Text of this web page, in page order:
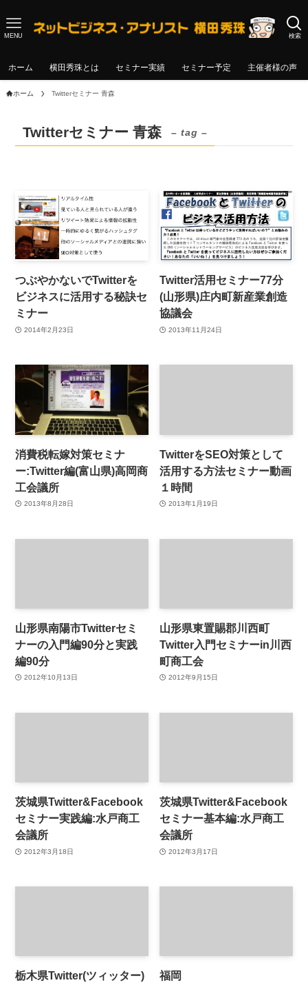
検索
MENU
ホーム 横田秀珠とは セミナー実績 セミナー予定 主催者様の声
ホーム Twitterセミナー 青森
Twitterセミナー 青森 – tag –
つぶやかないでTwitterを
ビジネスに活用する秘訣セ
ミナー
2014年2月23日
Twitter活用セミナー77分
(山形県)庄内町新産業創造
協議会
2013年11月24日
消費税転嫁対策セミナ
ー:Twitter編(富山県)高岡商
工会議所
2013年8月28日
TwitterをSEO対策として
活用する方法セミナー動画
１時間
2013年1月19日
山形県南陽市Twitterセミ
ナーの入門編90分と実践
編90分
2012年10月13日
山形県東置賜郡川西町
Twitter入門セミナーin川西
町商工会
2012年9月15日
茨城県Twitter&Facebook
セミナー実践編:水戸商工
会議所
2012年3月18日
茨城県Twitter&Facebook
セミナー基本編:水戸商工
会議所
2012年3月17日
栃木県Twitter(ツィッター)
福岡